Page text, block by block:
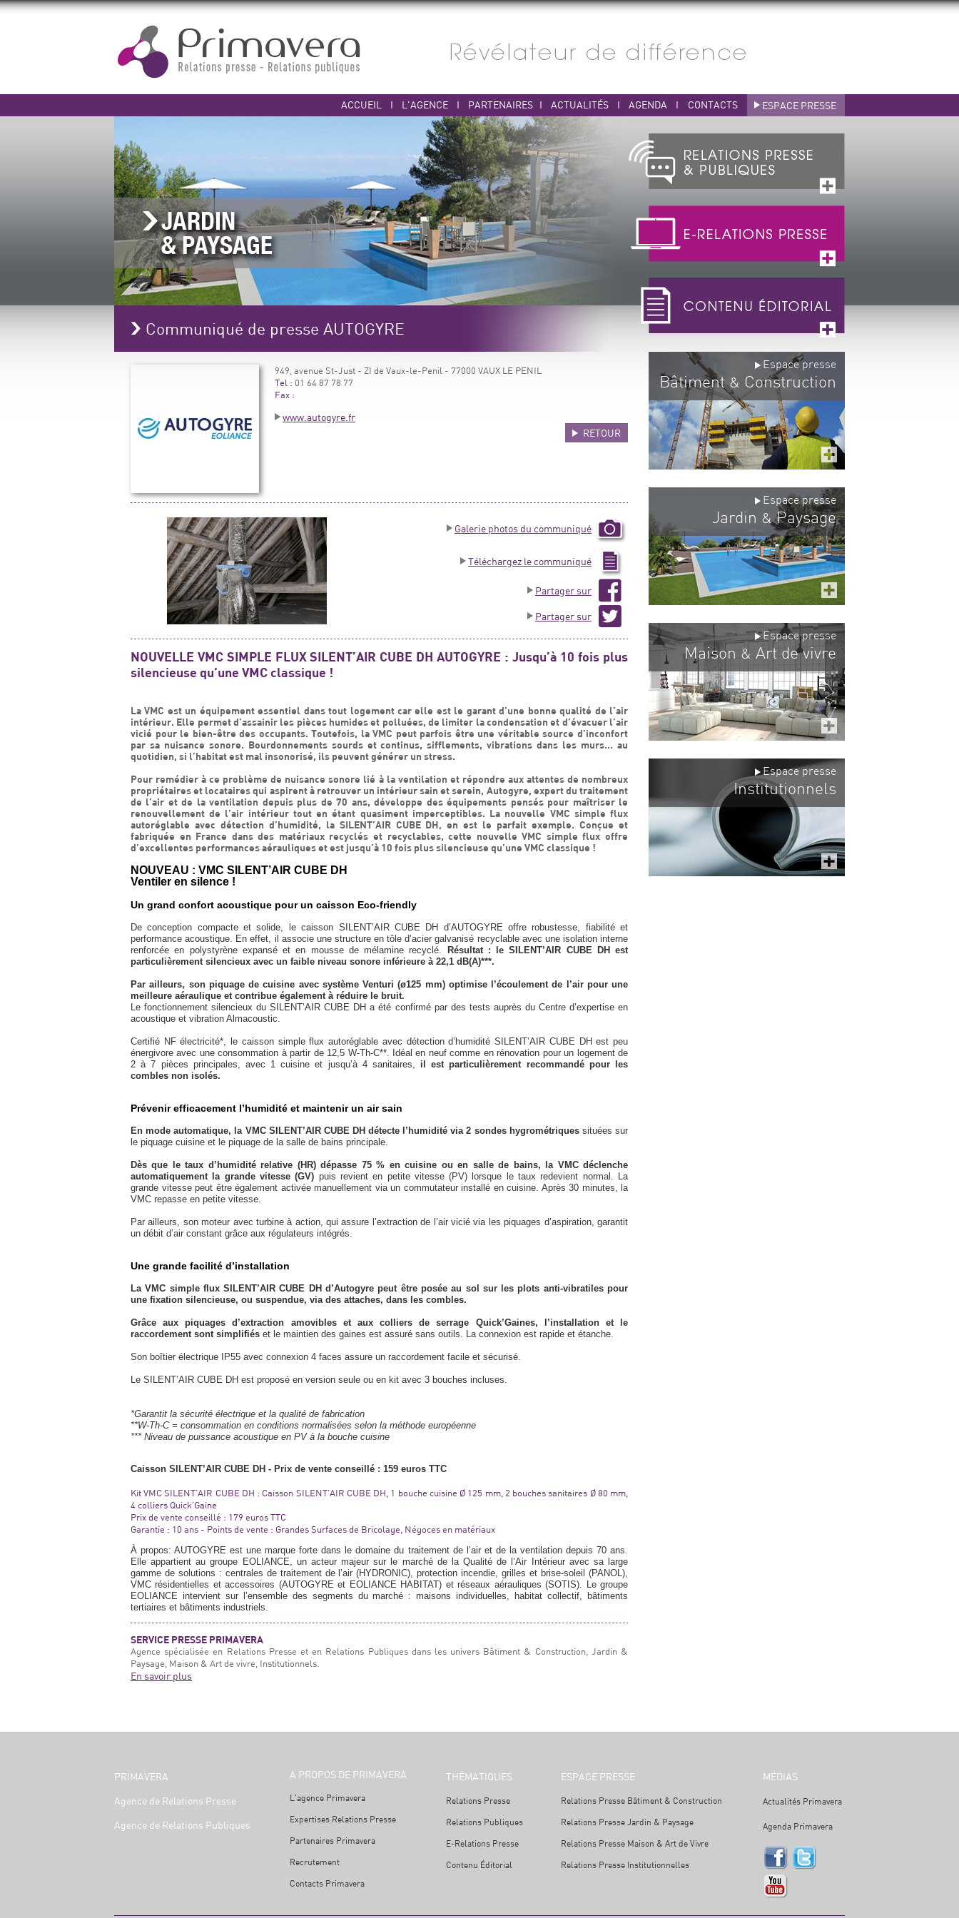
ACCUEIL I L'AGENCE I PARTENAIRES I ACTUALITÉS I AGENDA I CONTACTS ESPACE PRESSE
Communiqué de presse AUTOGYRE
949, avenue St-Just - ZI de Vaux-le-Penil - 77000 VAUX LE PENIL
Tel : 01 64 87 78 77
Fax :
www.autogyre.fr
RETOUR
Galerie photos du communiqué
Téléchargez le communiqué
Partager sur
Partager sur
NOUVELLE VMC SIMPLE FLUX SILENT’AIR CUBE DH AUTOGYRE : Jusqu’à 10 fois plus
silencieuse qu’une VMC classique !
La VMC est un équipement essentiel dans tout logement car elle est le garant d’une bonne qualité de l’air
intérieur. Elle permet d’assainir les pièces humides et polluées, de limiter la condensation et d’évacuer l’air
vicié pour le bien-être des occupants. Toutefois, la VMC peut parfois être une véritable source d’inconfort
par sa nuisance sonore. Bourdonnements sourds et continus, sifflements, vibrations dans les murs… au
quotidien, si l’habitat est mal insonorisé, ils peuvent générer un stress.
Pour remédier à ce problème de nuisance sonore lié à la ventilation et répondre aux attentes de nombreux
propriétaires et locataires qui aspirent à retrouver un intérieur sain et serein, Autogyre, expert du traitement
de l’air et de la ventilation depuis plus de 70 ans, développe des équipements pensés pour maîtriser le
renouvellement de l’air intérieur tout en étant quasiment imperceptibles. La nouvelle VMC simple flux
autoréglable avec détection d’humidité, la SILENT’AIR CUBE DH, en est le parfait exemple. Conçue et
fabriquée en France dans des matériaux recyclés et recyclables, cette nouvelle VMC simple flux offre
d’excellentes performances aérauliques et est jusqu’à 10 fois plus silencieuse qu’une VMC classique !
NOUVEAU : VMC SILENT’AIR CUBE DH
Ventiler en silence !
Un grand confort acoustique pour un caisson Eco-friendly
De conception compacte et solide, le caisson SILENT’AIR CUBE DH d’AUTOGYRE offre robustesse, fiabilité et
performance acoustique. En effet, il associe une structure en tôle d’acier galvanisé recyclable avec une isolation interne
renforcée en polystyrène expansé et en mousse de mélamine recyclé.
Résultat : le SILENT’AIR CUBE DH est
particulièrement silencieux avec un faible niveau sonore inférieure à 22,1 dB(A)***.
Par ailleurs, son piquage de cuisine avec système Venturi (ø125 mm) optimise l’écoulement de l’air pour une
meilleure aéraulique et contribue également à réduire le bruit.
Le fonctionnement silencieux du SILENT’AIR CUBE DH a été confirmé par des tests auprès du Centre d’expertise en
acoustique et vibration Almacoustic.
Certifié NF électricité*, le caisson simple flux autoréglable avec détection d’humidité SILENT’AIR CUBE DH est peu
énergivore avec une consommation à partir de 12,5 W-Th-C**. Idéal en neuf comme en rénovation pour un logement de
2 à 7 pièces principales, avec 1 cuisine et jusqu’à 4 sanitaires, il est particulièrement recommandé pour les
combles non isolés.
Prévenir efficacement l’humidité et maintenir un air sain
En mode automatique, la VMC SILENT’AIR CUBE DH détecte l’humidité via 2 sondes hygrométriquessituées sur
le piquage cuisine et le piquage de la salle de bains principale.
Dès que le taux d’humidité relative (HR) dépasse 75 % en cuisine ou en salle de bains, la VMC déclenche
automatiquement la grande vitesse (GV) puis revient en petite vitesse (PV) lorsque le taux redevient normal. La
grande vitesse peut être également activée manuellement via un commutateur installé en cuisine. Après 30 minutes, la
VMC repasse en petite vitesse.
Par ailleurs, son moteur avec turbine à action, qui assure l’extraction de l’air vicié via les piquages d’aspiration, garantit
un débit d’air constant grâce aux régulateurs intégrés.
Une grande facilité d’installation
La VMC simple flux SILENT’AIR CUBE DH d’Autogyre peut être posée au sol sur les plots anti-vibratiles pour
une fixation silencieuse, ou suspendue, via des attaches, dans les combles.
Grâce aux piquages d’extraction amovibles et aux colliers de serrage Quick’Gaines, l’installation et le
raccordement sont simplifiés et le maintien des gaines est assuré sans outils. La connexion est rapide et étanche.
Son boîtier électrique IP55 avec connexion 4 faces assure un raccordement facile et sécurisé.
Le SILENT’AIR CUBE DH est proposé en version seule ou en kit avec 3 bouches incluses.
*Garantit la sécurité électrique et la qualité de fabrication
**W-Th-C = consommation en conditions normalisées selon la méthode européenne
*** Niveau de puissance acoustique en PV à la bouche cuisine
Caisson SILENT’AIR CUBE DH - Prix de vente conseillé : 159 euros TTC
Kit VMC SILENT’AIR CUBE DH : Caisson SILENT’AIR CUBE DH, 1 bouche cuisine Ø 125 mm, 2 bouches sanitaires Ø 80 mm,
4 colliers Quick’Gaine
Prix de vente conseillé : 179 euros TTC
Garantie : 10 ans - Points de vente : Grandes Surfaces de Bricolage, Négoces en matériaux
À propos: AUTOGYRE est une marque forte dans le domaine du traitement de l’air et de la ventilation depuis 70 ans.
Elle appartient au groupe EOLIANCE, un acteur majeur sur le marché de la Qualité de l’Air Intérieur avec sa large
gamme de solutions : centrales de traitement de l’air (HYDRONIC), protection incendie, grilles et brise-soleil (PANOL),
VMC résidentielles et accessoires (AUTOGYRE et EOLIANCE HABITAT) et réseaux aérauliques (SOTIS). Le groupe
EOLIANCE intervient sur l’ensemble des segments du marché : maisons individuelles, habitat collectif, bâtiments
tertiaires et bâtiments industriels.
SERVICE PRESSE PRIMAVERA
Agence spécialisée en Relations Presse et en Relations Publiques dans les univers Bâtiment & Construction, Jardin &
Paysage, Maison & Art de vivre, Institutionnels.
En savoir plus
Espace presse
Bâtiment& Construction
Espace presse
Jardin &Paysage
Espace presse
Maison & Art de vivre
Espace presse
Institutionnels
PRIMAVERA
Agence de Relations Presse
Agence de Relations Publiques
A PROPOS DE PRIMAVERA
L'agence Primavera
Expertises Relations Presse
Partenaires Primavera
Recrutement
Contacts Primavera
THÉMATIQUES
Relations Presse
Relations Publiques
E-Relations Presse
Contenu Éditorial
ESPACE PRESSE
Relations Presse Bâtiment & Construction
Relations Presse Jardin & Paysage
Relations Presse Maison & Art de Vivre
Relations Presse Institutionnelles
MÉDIAS
Actualités Primavera
Agenda Primavera